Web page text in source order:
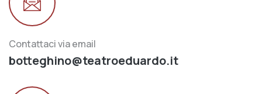
Contattaci via email
botteghino@teatroeduardo.it